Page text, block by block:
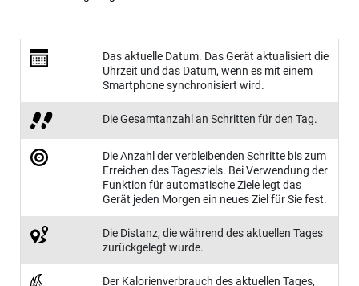
Das aktuelle Datum. Das Gerät aktualisiert die
Uhrzeit und das Datum, wenn es mit einem
Smartphone synchronisiert wird.
Die Gesamtanzahl an Schritten für den Tag.
Die Anzahl der verbleibenden Schritte bis zum
Erreichen des Tagesziels. Bei Verwendung der
Funktion für automatische Ziele legt das
Gerät jeden Morgen ein neues Ziel für Sie fest.
Die Distanz, die während des aktuellen Tages
zurückgelegt wurde.
Der Kalorienverbrauch des aktuellen Tages,